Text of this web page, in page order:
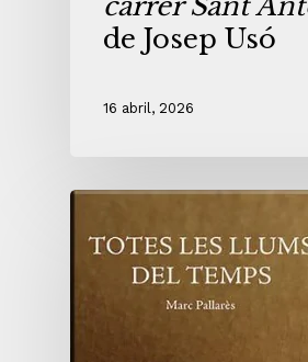
de Josep Usó
16 abril, 2026